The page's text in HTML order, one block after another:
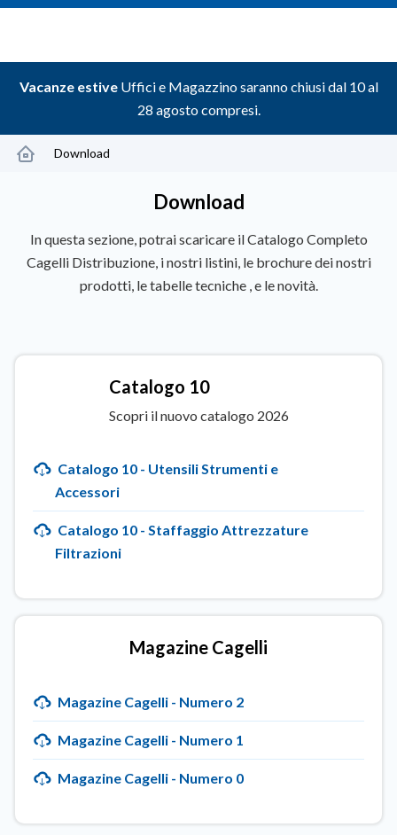
Vacanze estiveUffici e Magazzino saranno chiusi dal 10 al
28 agosto compresi.
Download
Download
In questa sezione, potrai scaricare il Catalogo Completo
Cagelli Distribuzione, i nostri listini, le brochure dei nostri
prodotti, le tabelle tecniche , e le novità.
Catalogo 10
Scopri il nuovo catalogo 2026
Catalogo 10 - Utensili Strumenti e
Accessori
Catalogo 10 - Staffaggio Attrezzature
Filtrazioni
Magazine Cagelli
Magazine Cagelli - Numero 2
Magazine Cagelli - Numero 1
Magazine Cagelli - Numero 0